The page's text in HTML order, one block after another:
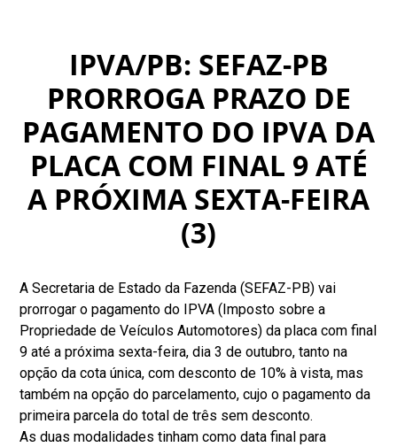
IPVA/PB: SEFAZ-PB
PRORROGA PRAZO DE
PAGAMENTO DO IPVA DA
PLACA COM FINAL 9 ATÉ
A PRÓXIMA SEXTA-FEIRA
(3)
A Secretaria de Estado da Fazenda (SEFAZ-PB) vai
prorrogar o pagamento do IPVA (Imposto sobre a
Propriedade de Veículos Automotores) da placa com final
9 até a próxima sexta-feira, dia 3 de outubro, tanto na
opção da cota única, com desconto de 10% à vista, mas
também na opção do parcelamento, cujo o pagamento da
primeira parcela do total de três sem desconto.
As duas modalidades tinham como data final para